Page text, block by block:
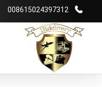
008615024397312